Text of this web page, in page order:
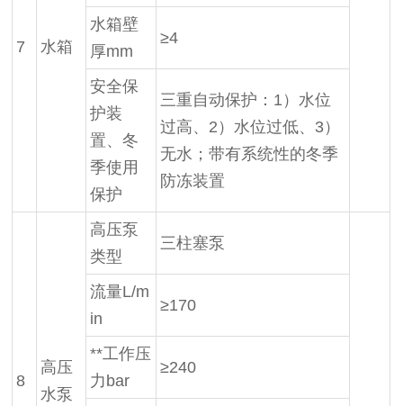
7 水箱
水箱壁
厚mm
≥4
安全保
护装
置、冬
季使用
保护
三重自动保护：1）水位
过高、2）水位过低、3）
无水；带有系统性的冬季
防冻装置
8
高压
水泵
高压泵
类型
三柱塞泵
流量L/m
in
≥170
**工作压
力bar
≥240